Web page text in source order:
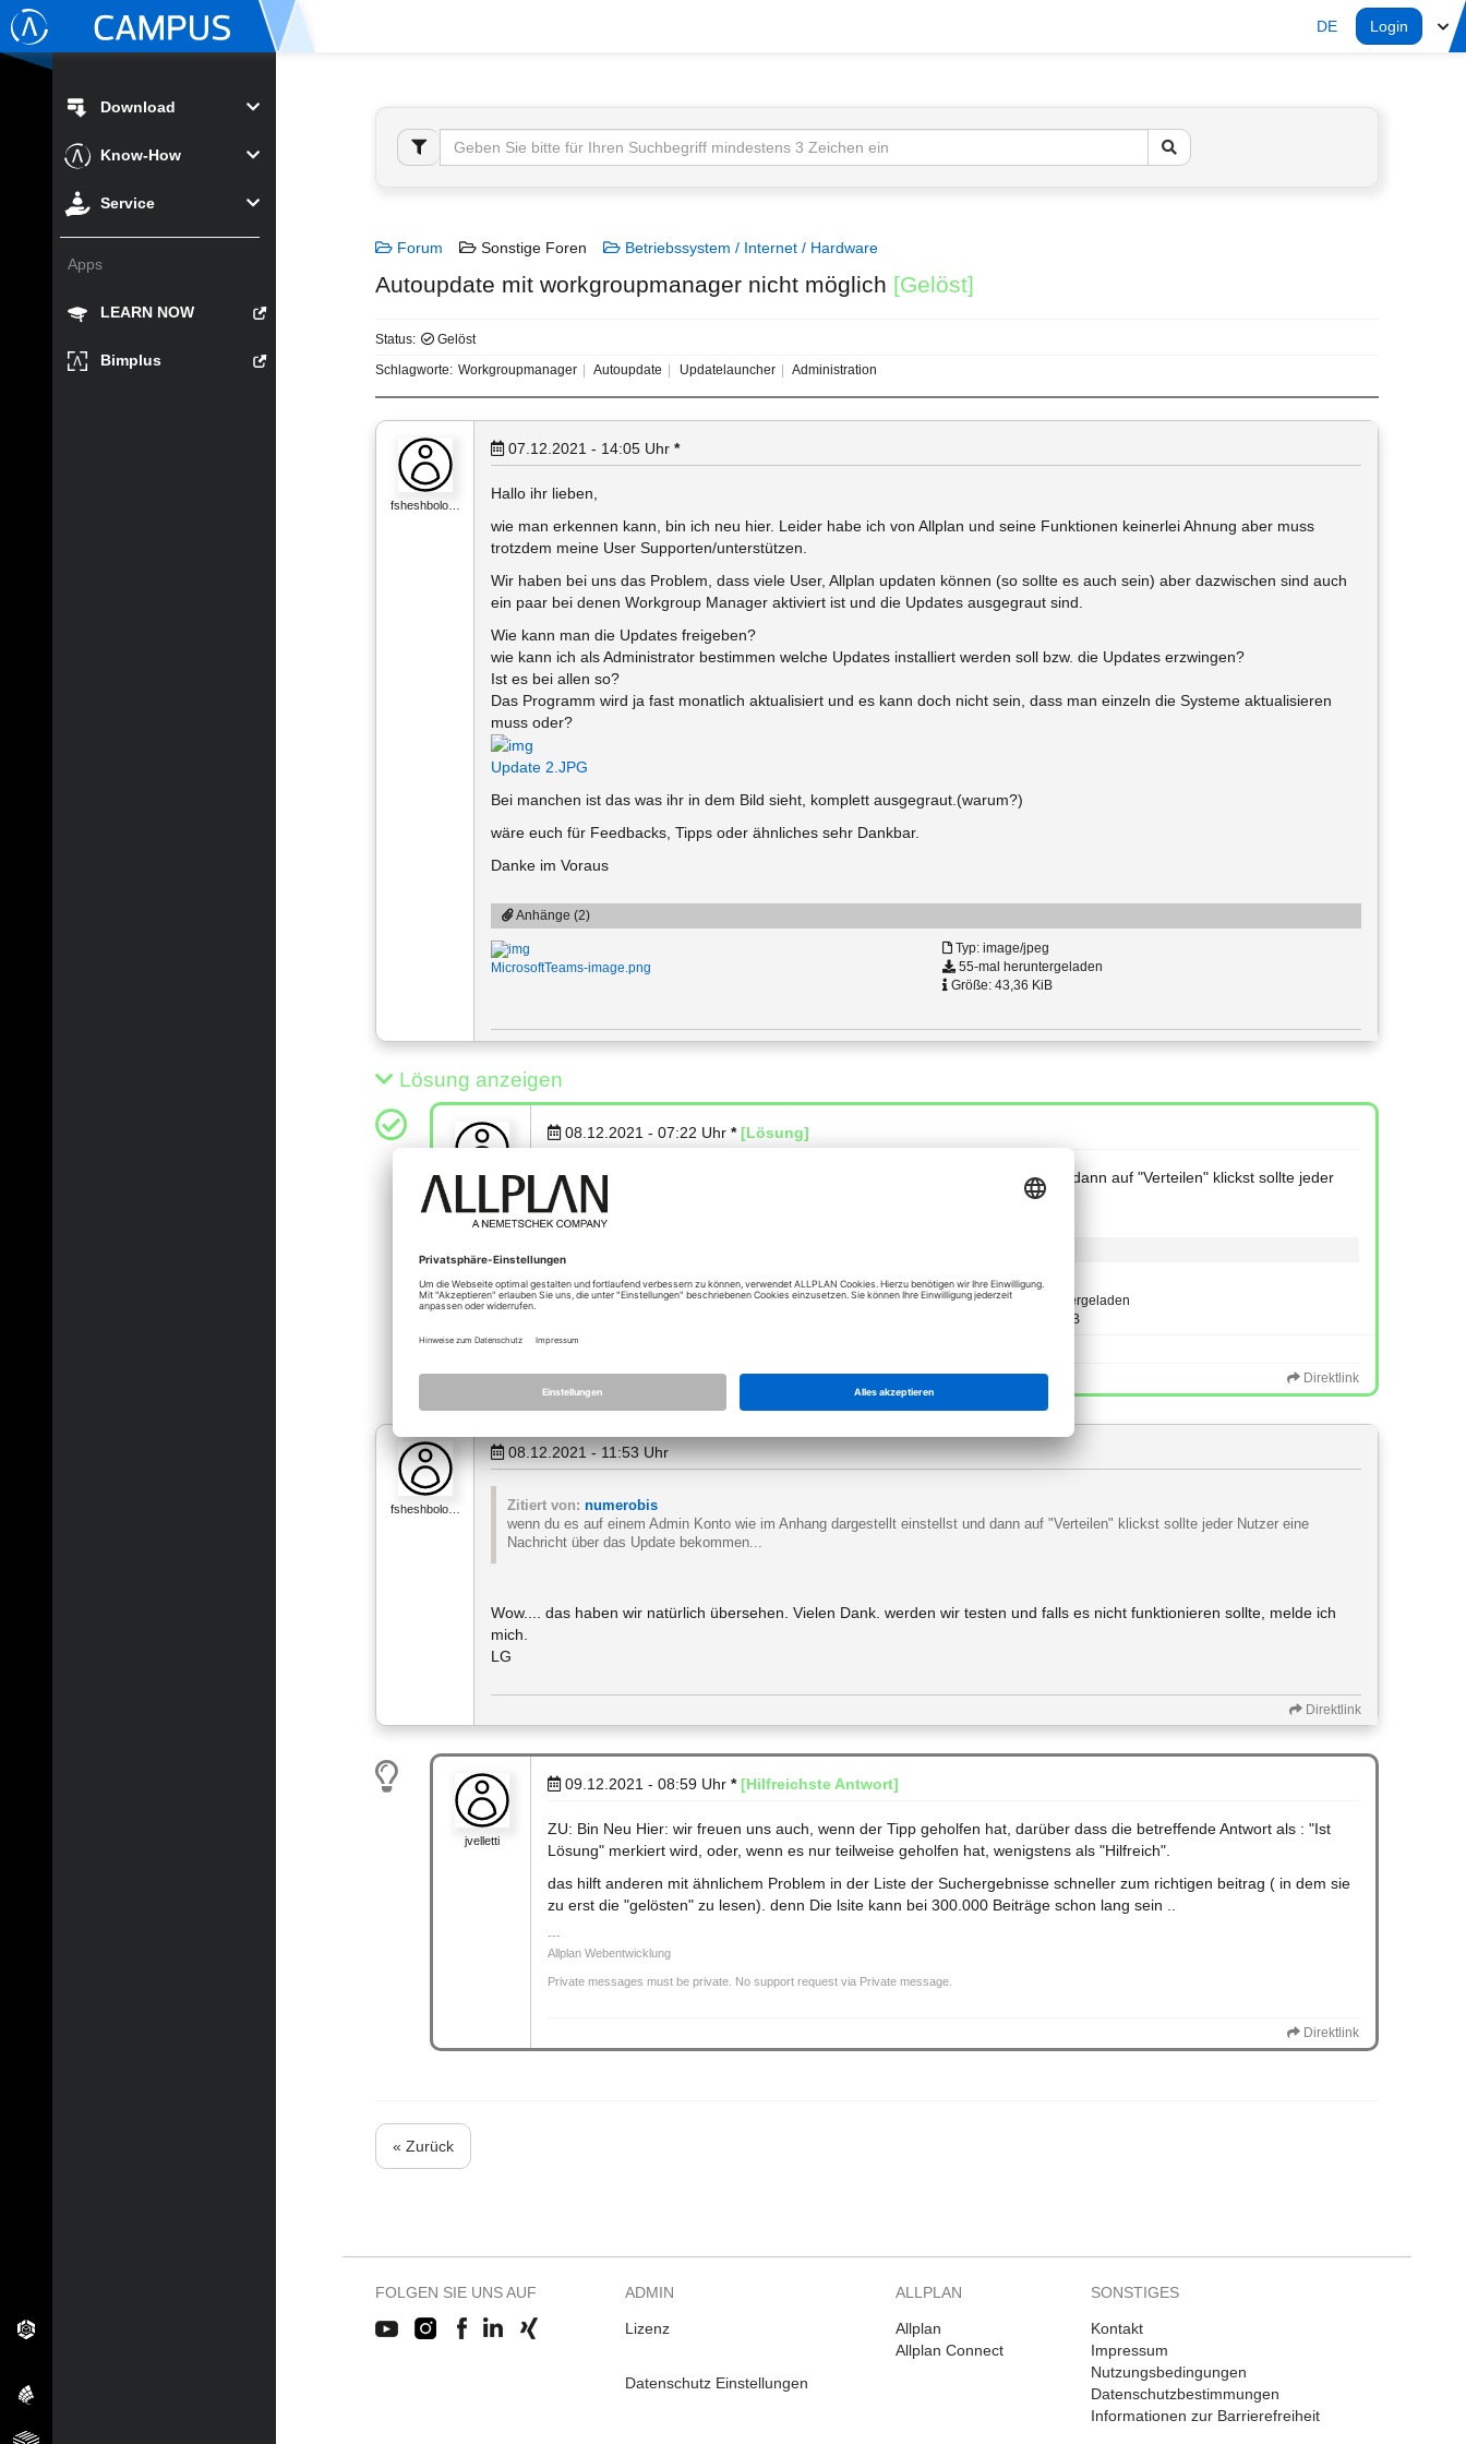
DE Login
Download
Know-How
Service
Apps
LEARN NOW
Bimplus
Forum Sonstige Foren Betriebssystem / Internet / Hardware
Autoupdate mit workgroupmanager nicht möglich [Gelöst]
Status:
Gelöst
Schlagworte: Workgroupmanager Autoupdate Updatelauncher Administration
fsheshbolo…
07.12.2021 - 14:05 Uhr *
Hallo ihr lieben,
wie man erkennen kann, bin ich neu hier. Leider habe ich von Allplan und seine Funktionen keinerlei Ahnung aber muss
trotzdem meine User Supporten/unterstützen.
Wir haben bei uns das Problem, dass viele User, Allplan updaten können (so sollte es auch sein) aber dazwischen sind auch
ein paar bei denen Workgroup Manager aktiviert ist und die Updates ausgegraut sind.
Wie kann man die Updates freigeben?
wie kann ich als Administrator bestimmen welche Updates installiert werden soll bzw. die Updates erzwingen?
Ist es bei allen so?
Das Programm wird ja fast monatlich aktualisiert und es kann doch nicht sein, dass man einzeln die Systeme aktualisieren
muss oder?
Update 2.JPG
Bei manchen ist das was ihr in dem Bild sieht, komplett ausgegraut.(warum?)
wäre euch für Feedbacks, Tipps oder ähnliches sehr Dankbar.
Danke im Voraus
Anhänge (2)
MicrosoftTeams-image.png
Typ: image/jpeg
55-mal heruntergeladen
Größe: 43,36 KiB
Lösung anzeigen
08.12.2021 - 07:22 Uhr * [Lösung]
wenn du es auf einem Admin Konto wie im Anhang dargestellt einstellst und dann auf "Verteilen" klickst sollte jeder
Nutzer eine Nachricht über das Update bekommen...
20211208 Update.PNG
Typ: image/png
66-mal heruntergeladen
Größe: 66,76 KiB
Direktlink
fsheshbolo…
08.12.2021 - 11:53Uhr
Zitiert von: numerobis
wenn du es auf einem Admin Konto wie im Anhang dargestellt einstellst und dann auf "Verteilen" klickst sollte jeder Nutzer eine
Nachricht über das Update bekommen...
Wow.... das haben wir natürlich übersehen. Vielen Dank. werden wir testen und falls es nicht funktionieren sollte, melde ich
mich.
LG
Direktlink
jvelletti
09.12.2021 - 08:59 Uhr * [Hilfreichste Antwort]
ZU: Bin Neu Hier: wir freuen uns auch, wenn der Tipp geholfen hat, darüber dass die betreffende Antwort als : "Ist
Lösung" merkiert wird, oder, wenn es nur teilweise geholfen hat, wenigstens als "Hilfreich".
das hilft anderen mit ähnlichem Problem in der Liste der Suchergebnisse schneller zum richtigen beitrag ( in dem sie
zu erst die "gelösten" zu lesen). denn Die lsite kann bei 300.000 Beiträge schon lang sein ..
Allplan Webentwicklung
Private messages must be private. No support request via Private message.
Direktlink
« Zurück
FOLGEN SIE UNS AUF ADMIN
Lizenz
Datenschutz Einstellungen
ALLPLAN
Allplan
Allplan Connect
SONSTIGES
Kontakt
Impressum
Nutzungsbedingungen
Datenschutzbestimmungen
Informationen zur Barrierefreiheit